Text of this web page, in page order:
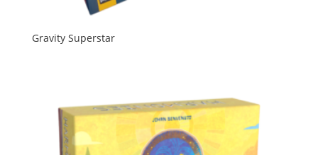
Gravity Superstar